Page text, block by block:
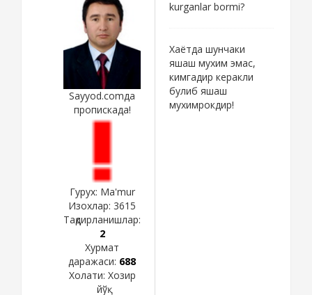
Sayyod.comда
пропискада!
Гурух: Ma'mur
Изохлар: 3615
Тақдирланишлар:
2
Хурмат
даражаси: 688
Холати: Хозир
йўқ
kurganlar bormi?
Хаётда шунчаки
яшаш мухим эмас,
кимгадир керакли
булиб яшаш
мухимрокдир!